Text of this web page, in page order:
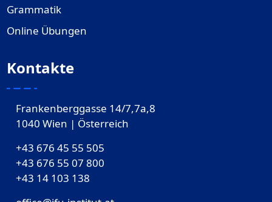
Grammatik
Online Übungen
Kontakte
Frankenberggasse 14/7,7a,8
1040 Wien | Österreich
+43 676 45 55 505
+43 676 55 07 800
‎+43 14 103 138